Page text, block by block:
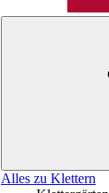
Alles zu Klettern